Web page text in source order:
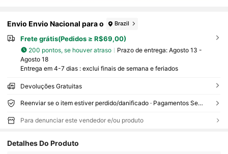
Envio Envio Nacional para o Brazil
Frete grátis(Pedidos ≥ R$69,00)
200 pontos, se houver atraso Prazo de entrega: Agosto 13 -
Agosto 18
Entrega em 4-7 dias : exclui finais de semana e feriados
Devoluções Gratuitas
Reenviar se o item estiver perdido/danificado · Pagamentos Seguros · Proteção de privacidade
Para denunciar este vendedor e/ou produto
Detalhes Do Produto